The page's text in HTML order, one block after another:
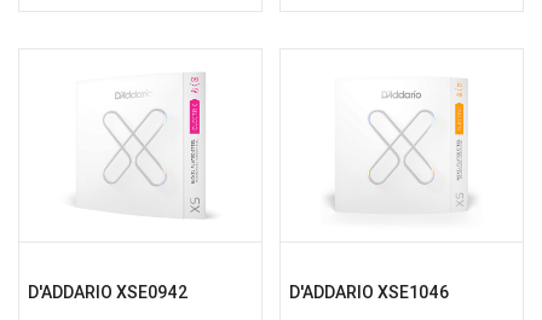
D'ADDARIO XSE0942 D'ADDARIO XSE1046